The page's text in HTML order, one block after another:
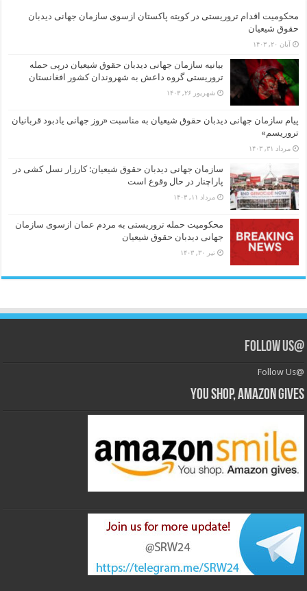
محکومیت اقدام تروریستی در کویته پاکستان ازسوی سازمان جهانی دیدبان
حقوق شیعیان
آبان ۲۰, ۱۴۰۳
بیانیه سازمان جهانی دیدبان حقوق شیعیان درپی حمله
تروریستی گروه داعش به شهروندان کشور افغانستان
شهریور ۲۶, ۱۴۰۳
پیام سازمان جهانی دیدبان حقوق شیعیان به مناسبت «روز جهانی یادبود قربانیان
تروریسم»
مرداد ۳۱, ۱۴۰۳
سازمان جهانی دیدبان حقوق شیعیان: کارزار نسل کشی در
پاراچنار در حال وقوع است
مرداد ۱۱, ۱۴۰۳
محکومیت حمله تروریستی به مردم عمان ازسوی سازمان
جهانی دیدبان حقوق شیعیان
تیر ۳۰, ۱۴۰۳
@Follow Us
@Follow Us
You shop, Amazon gives